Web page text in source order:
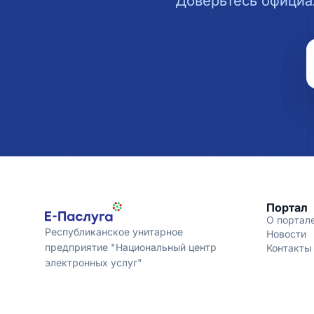
Республиканское унитарное
предприятие "Национальный центр
электронных услуг"
Портал
О
Новости
Контакты